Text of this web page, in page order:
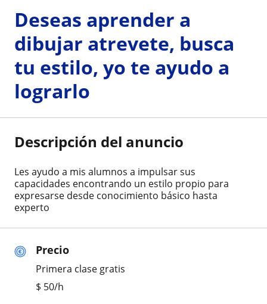
Precio
Primera clase gratis
$ 50/h
Deseas aprender a
dibujar atrevete, busca
tu estilo, yo te ayudo a
lograrlo
Descripción del anuncio
Les ayudo a mis alumnos a impulsar sus
capacidades encontrando un estilo propio para
expresarse desde conocimiento básico hasta
experto